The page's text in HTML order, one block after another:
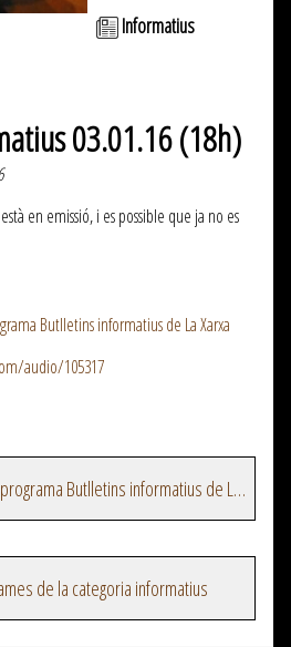
Informatius
03.01.16 (18h)
en emissió, i es possible que ja no es
Butlletins informatius de La Xarxa
audio/105317
Veure més episodis del programa Butlletins informatius de La Xarxa
de la categoria informatius